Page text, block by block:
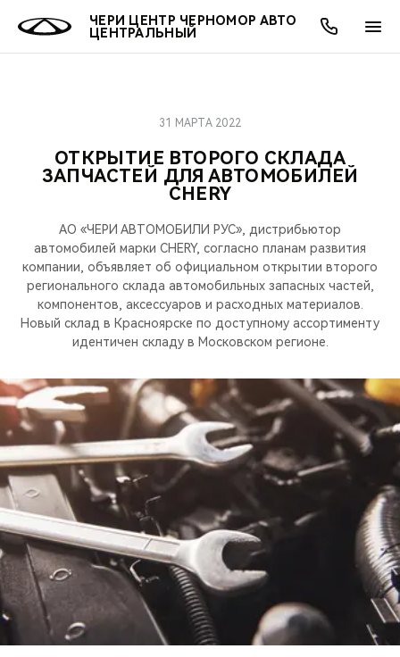
ЧЕРИ ЦЕНТР ЧЕРНОМОР АВТО
ЦЕНТРАЛЬНЫЙ
МОДЕЛИ
ВСЕ МОДЕЛИ
КРОССОВЕРЫ
СЕДАНЫ
НОВИНКИ
О КОМПАНИИ
О НАС
ПОКУПАТЕЛЯМ
ВЫБОР И ПОКУПКА
АКСЕССУАРЫ
ВЛАДЕЛЬЦАМ
СЕРВИС
ПОДДЕРЖКА
ТЕХНИЧЕСКОЕ ОБСЛУЖИВАНИЕ
МИР CHERY
О БРЕНДЕ
ЛЮДИ CHERY
БЛАГОТВОРИТЕЛЬНОСТЬ
CHERY REMOTE
CHERY CONNECT
НАШИ МЕРОПРИЯТИЯ
CHERY ДЛЯ ДЕТЕЙ
ОНЛАЙН СЕРВИСЫ
ВЫБОР И ПОКУПКА
ОТКРЫТИЕ ВТОРОГО СКЛАДА
ЗАПЧАСТЕЙ ДЛЯ АВТОМОБИЛЕЙ
CHERY
31 МАРТА 2022
АО «ЧЕРИ АВТОМОБИЛИ РУС», дистрибьютор
автомобилей марки CHERY, согласно планам развития
компании, объявляет об официальном открытии второго
регионального склада автомобильных запасных частей,
компонентов, аксессуаров и расходных материалов.
Новый склад в Красноярске по доступному ассортименту
идентичен складу в Московском регионе.